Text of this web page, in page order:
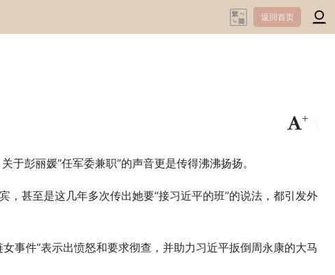
返回首页
+
彭丽媛“任军委兼职”的声音更是传得沸沸扬扬。
甚至是这几年多次传出她要“接习近平的班”的说法，都引发外
事件”表示出愤怒和要求彻查，并助力习近平扳倒周永康的大马